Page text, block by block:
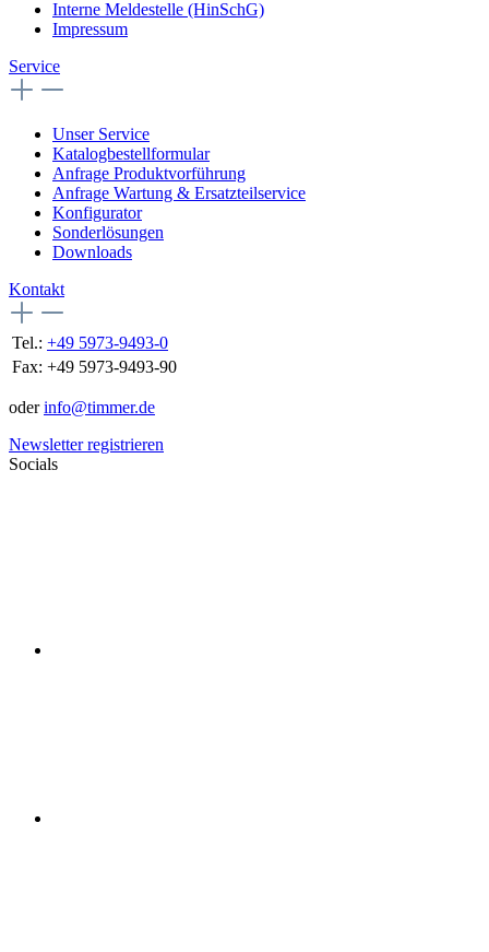
Interne Meldestelle (HinSchG)
Impressum
Service
Unser Service
Katalogbestellformular
Anfrage Produktvorführung
Anfrage Wartung & Ersatzteilservice
Konfigurator
Sonderlösungen
Downloads
Kontakt
Tel.: +49 5973-9493-0
Fax: +49 5973-9493-90
oderinfo@timmer.de
Newsletter registrieren
Socials